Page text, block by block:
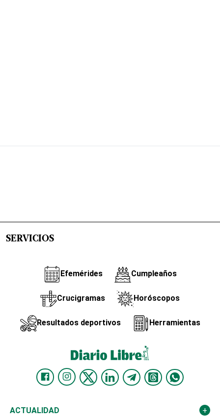
SERVICIOS
Efemérides Cumpleaños
Crucigramas Horóscopos
Resultados deportivos Herramientas
ACTUALIDAD